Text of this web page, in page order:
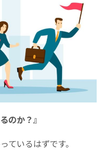
のか？』
ているはずです。